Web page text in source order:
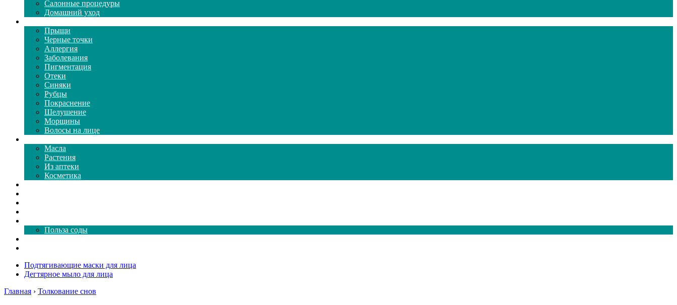
Салонные процедуры
Домашний уход
Прыщи
Черные точки
Аллергия
Заболевания
Пигментация
Отеки
Синяки
Рубцы
Покраснение
Шелушение
Морщины
Волосы на лице
Масла
Растения
Из аптеки
Косметика
Польза соды
Подтягивающие маски для лица
Дегтярное мыло для лица
Главная › Толкование снов